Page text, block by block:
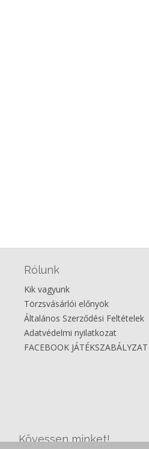
Rólunk
Kik vagyunk
Törzsvásárlói előnyök
Általános Szerződési Feltételek
Adatvédelmi nyilatkozat
FACEBOOK JÁTÉKSZABÁLYZAT
Kövessen minket!